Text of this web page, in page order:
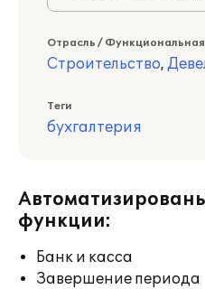
Отрасль /
Строительство,
Теги
бухгалтерия
функции:
Банк и касса
Завершение периода